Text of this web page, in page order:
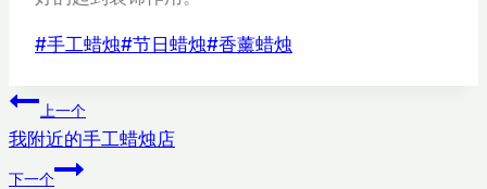
文
标
签：
#手工蜡烛#节日蜡烛#香薰蜡烛
文
章
上一个
我附近的手工蜡烛店
下一个